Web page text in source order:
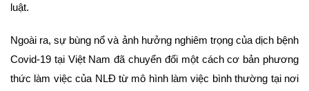
luật.
Ngoài ra, sự bùng nổ và ảnh hưởng nghiêm trọng của dịch bệnh
Covid-19 tại Việt Nam đã chuyển đổi một cách cơ bản phương
thức làm việc của NLĐ từ mô hình làm việc bình thường tại nơi